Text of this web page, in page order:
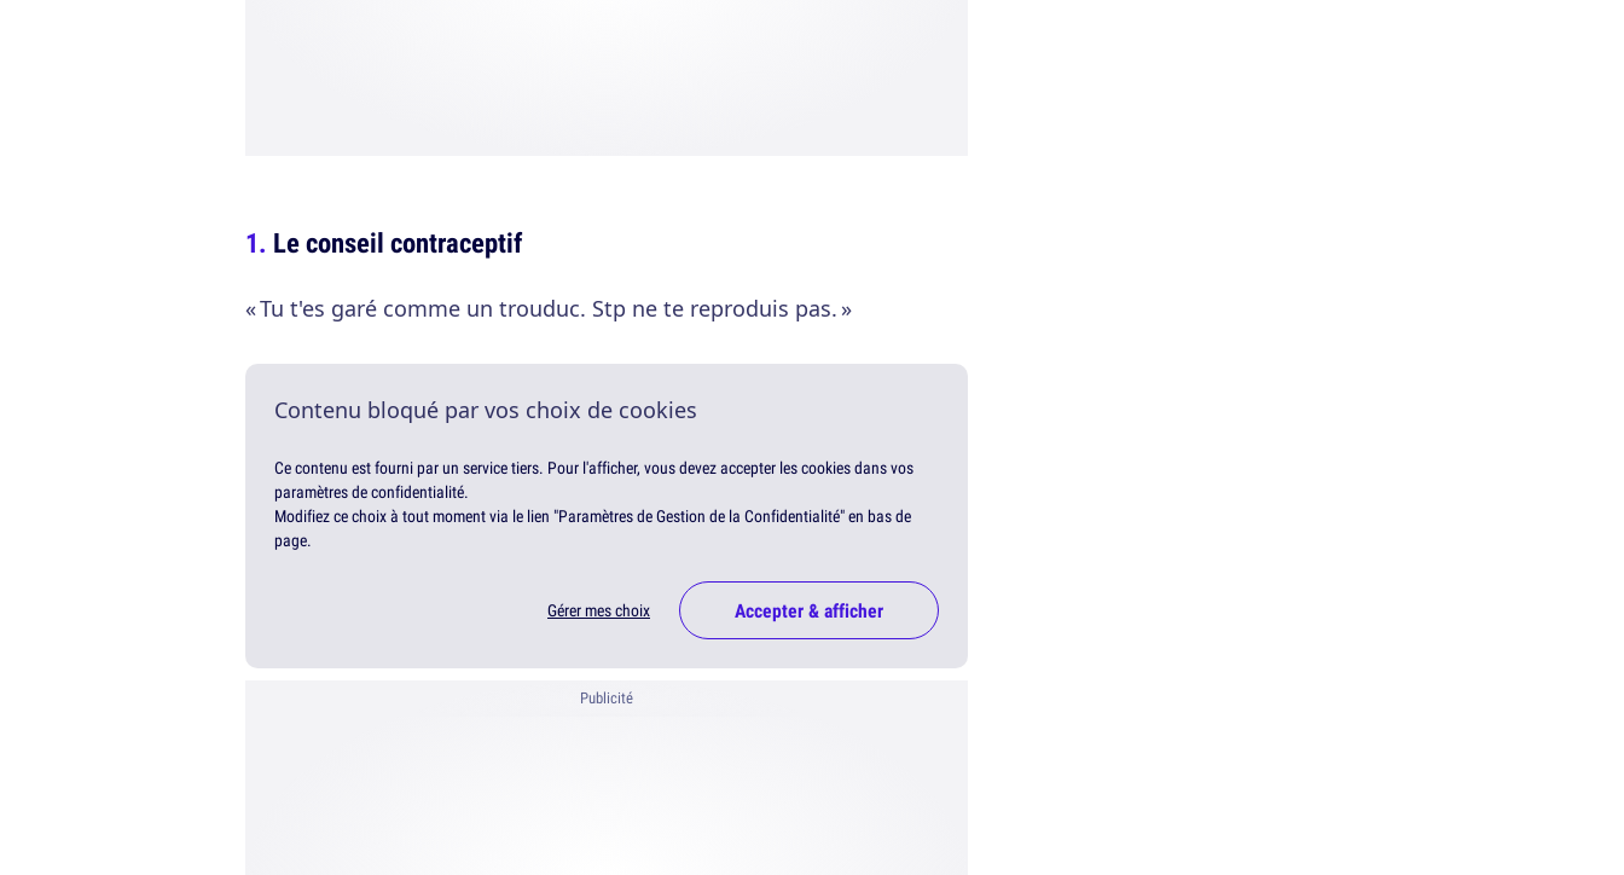
Le conseil contraceptif
« Tu t'es garé comme un trouduc. Stp ne te reproduis pas. »
Contenu bloqué par vos choix de cookies
Ce contenu est fourni par un service tiers. Pour l'afficher, vous devez accepter les cookies dans vos
paramètres de confidentialité.
Modifiez ce choix à tout moment via le lien "Paramètres de Gestion de la Confidentialité" en bas de
page.
Gérer mes choix Accepter & afficher
Publicité